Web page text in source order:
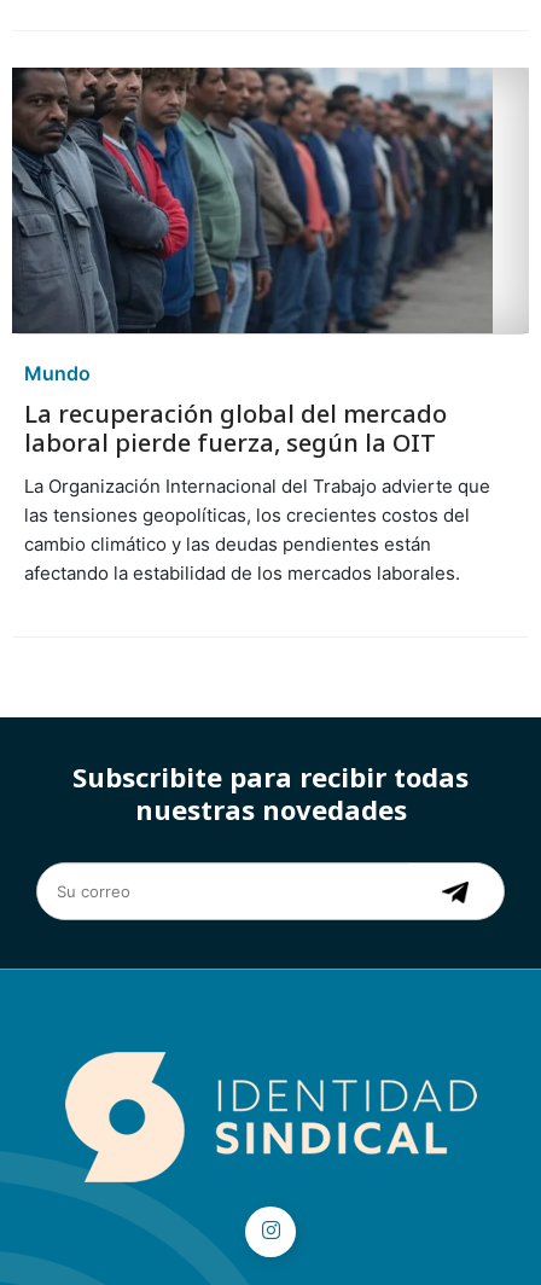
Mundo
La recuperación global del mercado
laboral pierde fuerza, según la OIT
La Organización Internacional del Trabajo advierte que
las tensiones geopolíticas, los crecientes costos del
cambio climático y las deudas pendientes están
afectando la estabilidad de los mercados laborales.
Subscribite para recibir todas
nuestras novedades